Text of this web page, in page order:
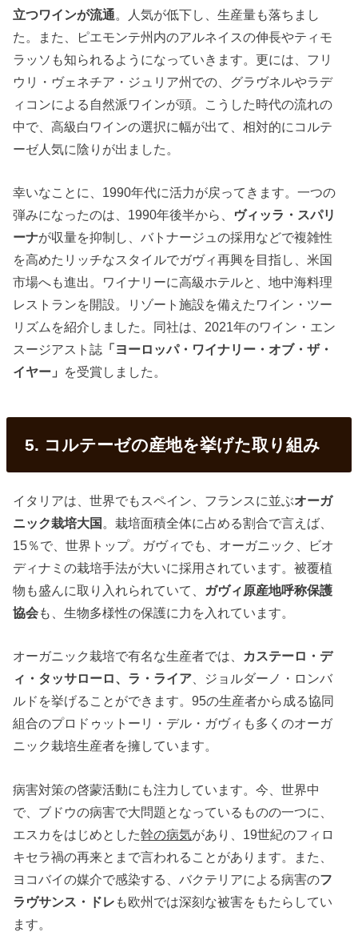
立つワインが流通。人気が低下し、生産量も落ちまし
た。また、ピエモンテ州内のアルネイスの伸長やティモ
ラッソも知られるようになっていきます。更には、フリ
ウリ・ヴェネチア・ジュリア州での、グラヴネルやラデ
ィコンによる自然派ワインが頭。こうした時代の流れの
中で、高級白ワインの選択に幅が出て、相対的にコルテ
ーゼ人気に陰りが出ました。
幸いなことに、1990年代に活力が戻ってきます。一つの
弾みになったのは、1990年後半から、 ヴィッラ・スパリ
ーナが収量を抑制し、バトナージュの採用などで複雑性
を高めたリッチなスタイルでガヴィ再興を目指し、米国
市場へも進出。ワイナリーに高級ホテルと、地中海料理
レストランを開設。リゾート施設を備えたワイン・ツー
リズムを紹介しました。同社は、2021年のワイン・エン
スージアスト誌 「ヨーロッパ・ワイナリー・オブ・ザ・
イヤー」 を受賞しました。
5. コルテーゼの産地を挙げた取り組み
イタリアは、世界でもスペイン、フランスに並ぶオーガ
ニック栽培大国 。栽培面積全体に占める割合で言えば、
15％で、世界トップ。ガヴィでも、オーガニック、ビオ
ディナミの栽培手法が大いに採用されています。被覆植
物も盛んに取り入れられていて、 ガヴィ原産地呼称保護
協会も、生物多様性の保護に力を入れています。
オーガニック栽培で有名な生産者では、 カステーロ・デ
ィ・タッサローロ、ラ・ライア 、ジョルダーノ・ロンバ
ルドを挙げることができます。95の生産者から成る協同
組合のプロドゥットーリ・デル・ガヴィも多くのオーガ
ニック栽培生産者を擁しています。
病害対策の啓蒙活動にも注力しています。今、世界中
で、ブドウの病害で大問題となっているものの一つに、
エスカをはじめとした幹の病気があり、19世紀のフィロ
キセラ禍の再来とまで言われることがあります。また、
ヨコバイの媒介で感染する、バクテリアによる病害のフ
ラヴサンス・ドレ も欧州では深刻な被害をもたらしてい
ます。